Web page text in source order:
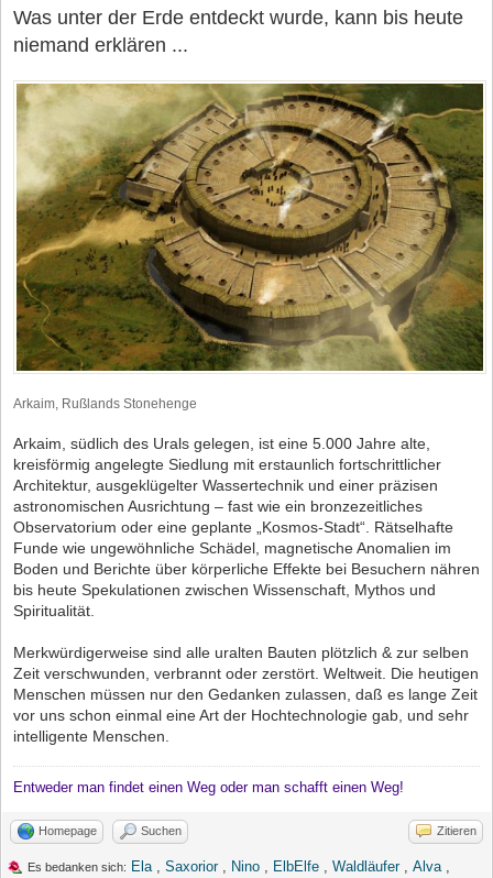
Was unter der Erde entdeckt wurde, kann bis heute
niemand erklären ...
Arkaim, Rußlands Stonehenge
Arkaim, südlich des Urals gelegen, ist eine 5.000 Jahre alte,
kreisförmig angelegte Siedlung mit erstaunlich fortschrittlicher
Architektur, ausgeklügelter Wassertechnik und einer präzisen
astronomischen Ausrichtung – fast wie ein bronzezeitliches
Observatorium oder eine geplante „Kosmos-Stadt“. Rätselhafte
Funde wie ungewöhnliche Schädel, magnetische Anomalien im
Boden und Berichte über körperliche Effekte bei Besuchern nähren
bis heute Spekulationen zwischen Wissenschaft, Mythos und
Spiritualität.
Merkwürdigerweise sind alle uralten Bauten plötzlich & zur selben
Zeit verschwunden, verbrannt oder zerstört. Weltweit. Die heutigen
Menschen müssen nur den Gedanken zulassen, daß es lange Zeit
vor uns schon einmal eine Art der Hochtechnologie gab, und sehr
intelligente Menschen.
Entweder man findet einen Weg oder man schafft einen Weg!
Homepage Suchen Zitieren
Es bedanken sich: Ela Saxorior, Nino ElbElfe Waldläufer, Alva